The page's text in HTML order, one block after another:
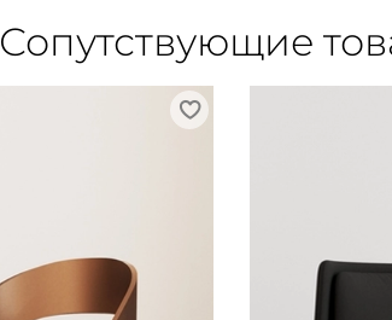
Сопутствующие